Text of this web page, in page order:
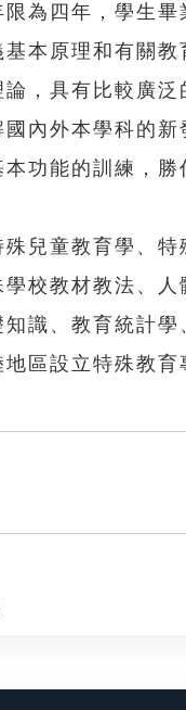
為四年，學生畢
本原理和有關教
，具有比較廣泛
內外本學科的新
功能的訓練，勝
兒童教育學、特
校教材教法、人
識、教育統計學
區設立特殊教育